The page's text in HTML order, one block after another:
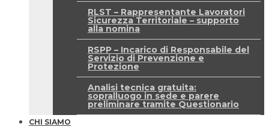
RLST – Rappresentante Lavoratori
Sicurezza Territoriale – supporto
alla nomina
RSPP – Incarico di Responsabile del
Servizio di Prevenzione e
Protezione
Analisi tecnica gratuita:
sopralluogo in sede e parere
preliminare tramite Questionario
CHI SIAMO